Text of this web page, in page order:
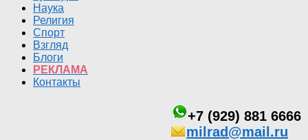
Наука
Религия
Спорт
Взгляд
Блоги
РЕКЛАМА
Контакты
+7 (929) 881 6666
milrad@mail.ru